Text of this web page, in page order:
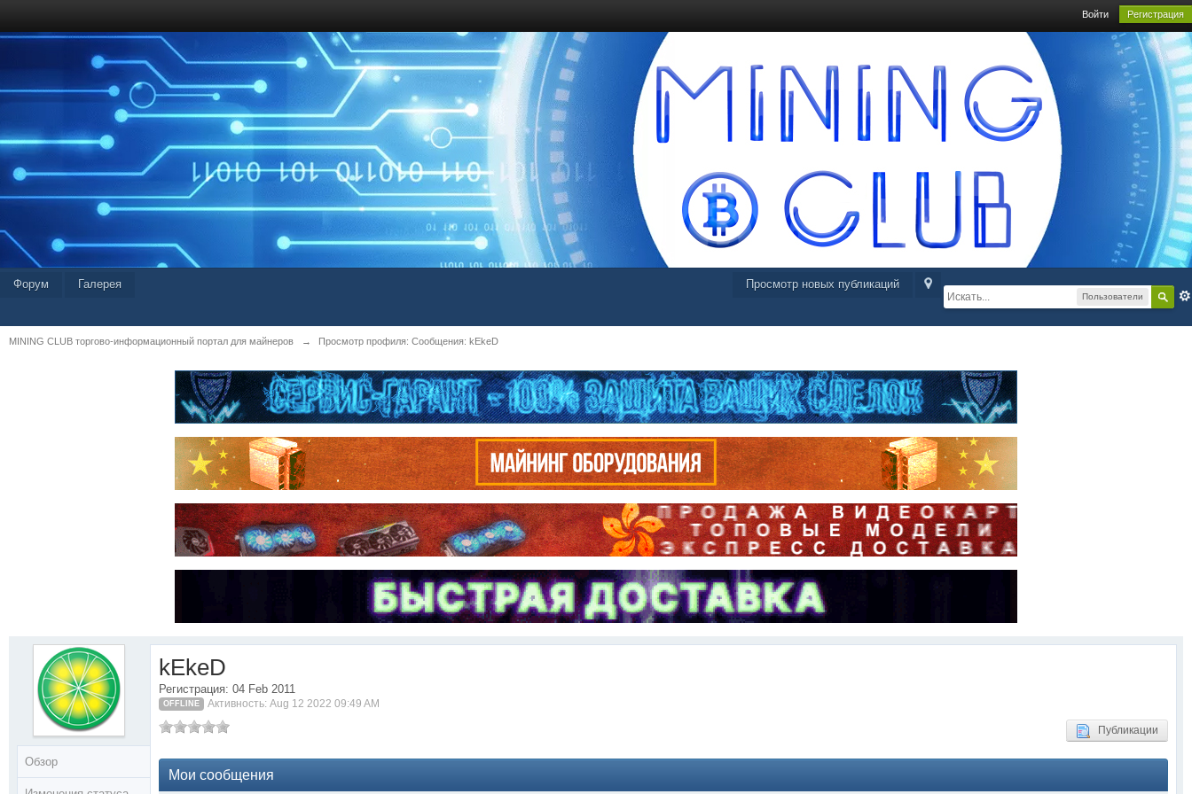
Войти Регистрация
Пользователи
Просмотр новых публикаций
Форум Галерея
MINING CLUB торгово-информационный портал для майнеров → Просмотр профиля: Сообщения: kEkeD
Обзор
kEkeD
Регистрация: 04 Feb 2011
OFFLINE Активность: Aug 12 2022 09:49 AM
Публикации
Мои сообщения